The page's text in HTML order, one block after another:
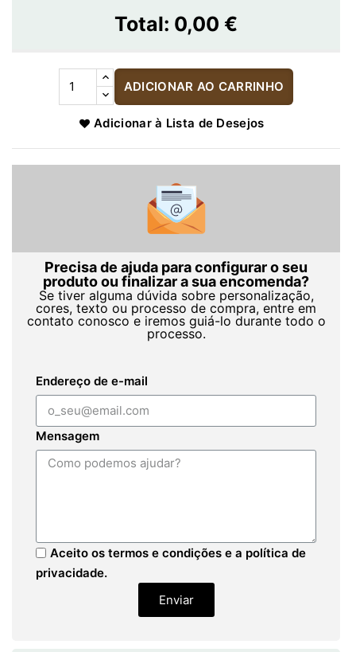
Total: 0,00 €
ADICIONAR AO CARRINHO
Adicionar à Lista de Desejos
Precisa de ajuda para configurar o seu
produto ou finalizar a sua encomenda?
Se tiver alguma dúvida sobre personalização,
cores, texto ou processo de compra, entre em
contato conosco e iremos guiá-lo durante todo o
processo.
Endereço de e-mail
Mensagem
Aceito os termos e condições e a política de
privacidade.
Enviar